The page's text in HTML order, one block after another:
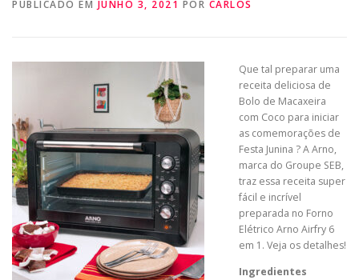
PUBLICADO EM JUNHO 3, 2021 POR CARLOS
Que tal preparar uma
receita deliciosa de
Bolo de Macaxeira
com Coco para iniciar
as comemorações de
Festa Junina ? A Arno,
marca do Groupe SEB,
traz essa receita super
fácil e incrível
preparada no Forno
Elétrico Arno Airfry 6
em 1. Veja os detalhes!
Ingredientes